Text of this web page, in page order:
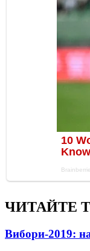
ЧИТАЙТЕ
Вибори-2019: